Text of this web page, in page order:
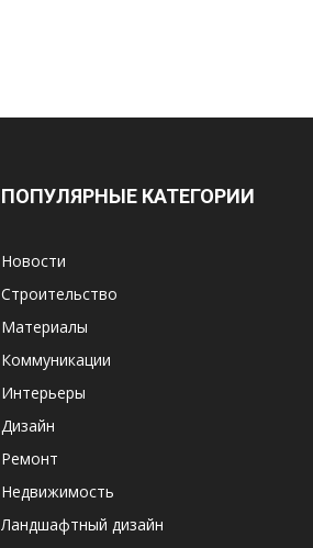
ПОПУЛЯРНЫЕ КАТЕГОРИИ
Новости
Строительство
Материалы
Коммуникации
Интерьеры
Дизайн
Ремонт
Недвижимость
Ландшафтный дизайн